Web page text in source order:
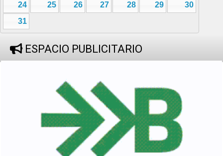
24
25 26 27 28 29
30
31
ESPACIO PUBLICITARIO